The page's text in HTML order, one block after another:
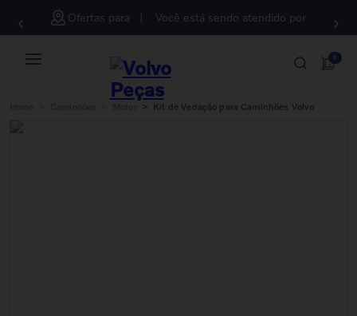
Ofertas para Você está sendo atendido por
0
> Kit de Vedação para Caminhões Volvo